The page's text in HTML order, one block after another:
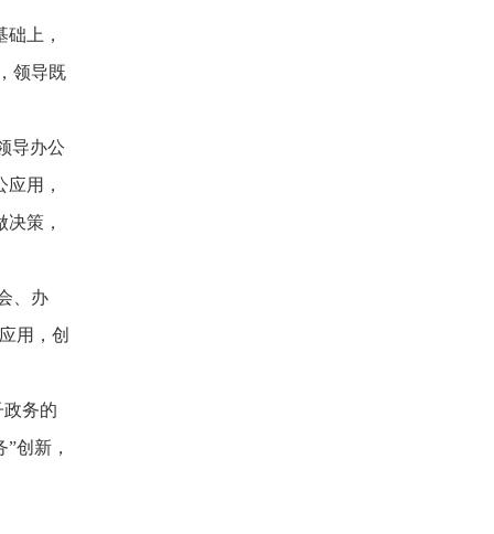
上，
领导既
导办公
用，
策，
、办
用，创
务的
创新，